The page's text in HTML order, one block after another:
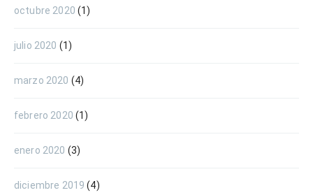
octubre 2020 (1)
julio 2020 (1)
marzo 2020 (4)
febrero 2020 (1)
enero 2020 (3)
diciembre 2019 (4)